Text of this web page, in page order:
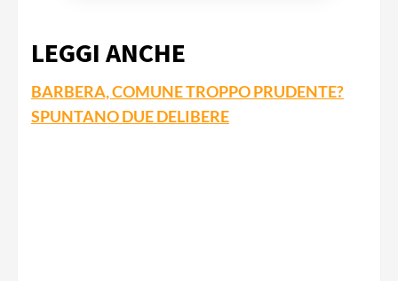
LEGGI ANCHE
BARBERA, COMUNE TROPPO PRUDENTE?
SPUNTANO DUE DELIBERE